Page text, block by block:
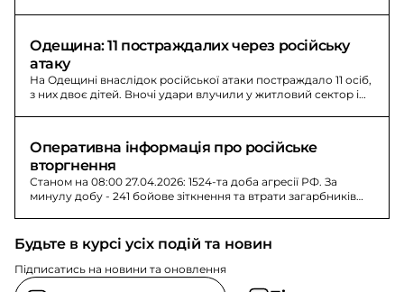
Одещина: 11 постраждалих через російську
атаку
На Одещині внаслідок російської атаки постраждало 11 осіб,
з них двоє дітей. Вночі удари влучили у житловий сектор і
Оперативна інформація про російське
вторгнення
Станом на 08:00 27.04.2026: 1524-та доба агресії РФ. За
минулу добу - 241 бойове зіткнення та втрати загарбників
Будьте в курсі усіх подій та новин
Підписатись на новини та оновлення